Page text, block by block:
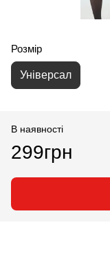
Розмір
Універсал
В наявності
299грн